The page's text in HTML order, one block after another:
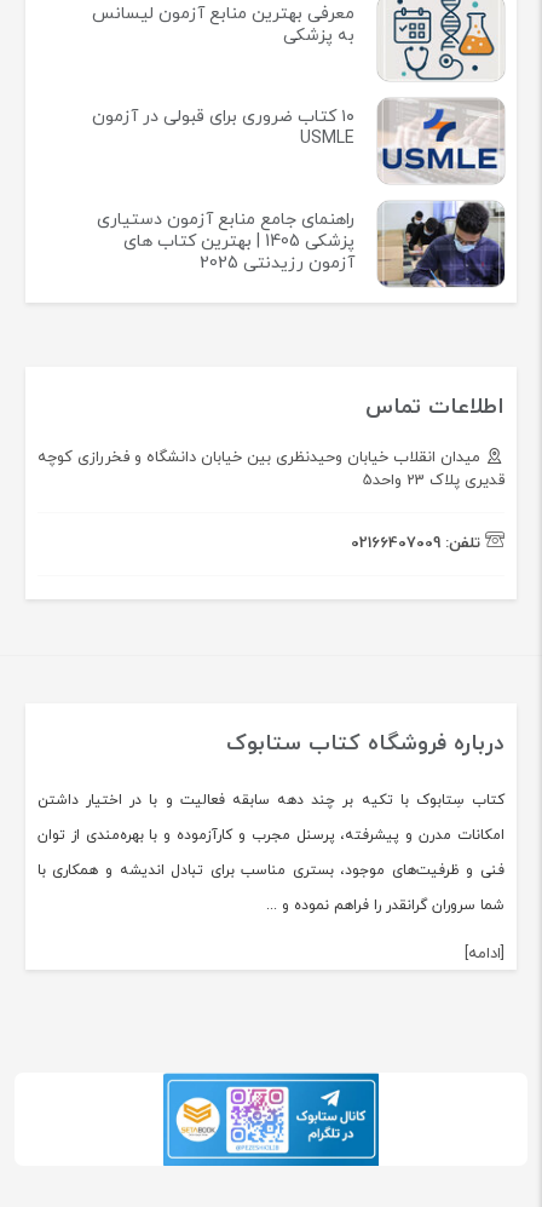
معرفی بهترین منابع آزمون لیسانس
به پزشکی
۱۰ کتاب ضروری برای قبولی در آزمون
USMLE
راهنمای جامع منابع آزمون دستیاری
پزشکی 1405 | بهترین کتاب های
آزمون رزیدنتی 2025
اطلاعات تماس
میدان انقلاب خیابان وحیدنظری بین خیابان دانشگاه و فخررازی کوچه
قدیری پلاک 23 واحد5
تلفن: 02166407009
درباره فروشگاه کتاب ستابوک
کتاب سِتابوک با تکیه بر چند دهه سابقه فعالیت و با در اختیار داشتن
امکانات مدرن و پیشرفته، پرسنل مجرب و کارآزموده و با بهره‌مندی از توان
فنی و ظرفیت‌های موجود، بستری مناسب برای تبادل اندیشه و همکاری با
شما سروران گرانقدر را فراهم نموده و ...
[ادامه]